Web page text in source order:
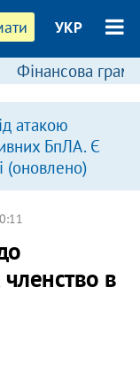
УКР
Фінансова
атакою
БпЛА. Є
(оновлено)
членство в